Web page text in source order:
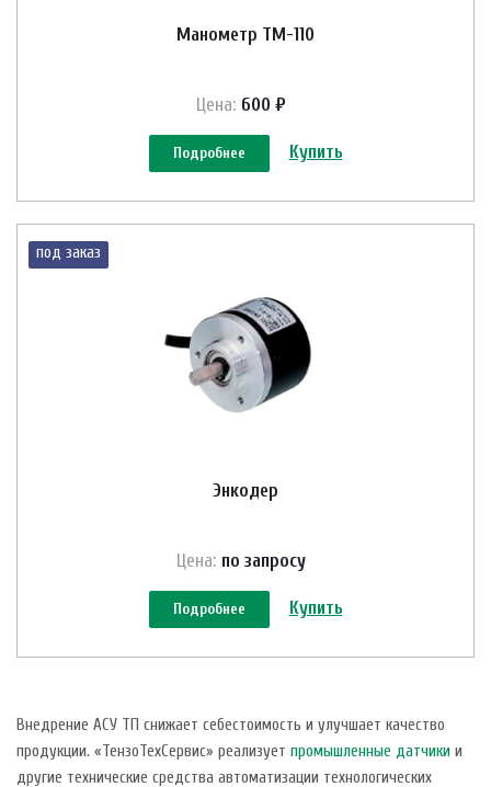
Манометр ТМ-110
Цена: 600 ₽
Подробнее Купить
под заказ
Энкодер
Цена: по запросу
Подробнее Купить
Внедрение АСУ ТП снижает себестоимость и улучшает качество
продукции. «ТензоТехСервис» реализует промышленные датчики и
другие технические средства автоматизации технологических